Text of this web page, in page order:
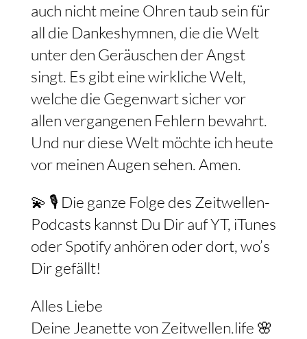
auch nicht meine Ohren taub sein für
all die Dankeshymnen, die die Welt
unter den Geräuschen der Angst
singt. Es gibt eine wirkliche Welt,
welche die Gegenwart sicher vor
allen vergangenen Fehlern bewahrt.
Und nur diese Welt möchte ich heute
vor meinen Augen sehen. Amen.
💫 🎙️ Die ganze Folge des Zeitwellen-
Podcasts kannst Du Dir auf YT, iTunes
oder Spotify anhören oder dort, wo’s
Dir gefällt!
Alles Liebe
Deine Jeanette von Zeitwellen.life 🌸